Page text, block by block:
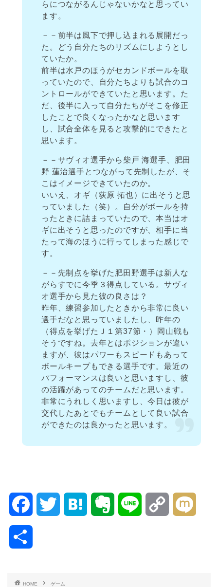
らにつながるんじゃないかなと思ってい
ます。
－－前半は風下で押し込まれる展開だっ
た。どう自分たちのリズムにしようとし
ていたか。
前半は水戸のほうがセカンドボールを取
っていたので、自分たちよりも試合のコ
ントロールができていたと思います。た
だ、後半に入って自分たちがそこを修正
したことで良くなったかなと思います
し、試合全体を見ると攻撃的にできたと
思います。
－－サヴィオ選手から柴戸 海選手、肥田
野 蓮治選手とつながって先制したが、そ
こはイメージできていたのか。
いいえ、オギ（荻原 拓也）に出そうと思
っていました（笑）。自分がボールを持
ったときに詰まっていたので、本当はオ
ギに出そうと思ったのですが、相手に当
たって海のほうに行ってしまった感じで
す。
－－先制点を挙げた肥田野選手は新人な
がらすでに今季３得点している。サヴィ
オ選手から見た彼の良さは？
昨年、練習参加したときから非常に良い
選手だなと思っていましたし、昨年の
（得点を挙げたＪ１第37節・）岡山戦も
そうですね。去年とはポジションが違い
ますが、彼はパワーもスピードもあって
ボールキープもできる選手です。最近の
パフォーマンスは良いと思いますし、彼
の活躍があってのチームだと思います。
非常にうれしく思いますし、今日は彼が
交代したあとでもチームとして良い試合
ができたのは良かったと思います。
HOME
ゲーム